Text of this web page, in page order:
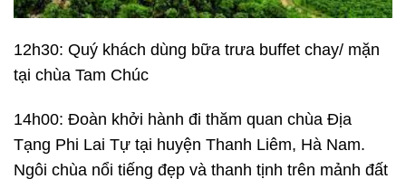
12h30: Quý khách dùng bữa trưa buffet chay/ mặn
tại chùa Tam Chúc
14h00: Đoàn khởi hành đi thăm quan chùa Địa
Tạng Phi Lai Tự tại huyện Thanh Liêm, Hà Nam.
Ngôi chùa nổi tiếng đẹp và thanh tịnh trên mảnh đất